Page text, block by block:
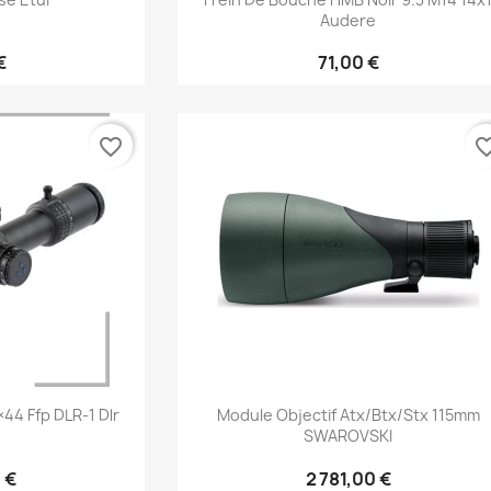
Audere
71,00 €
Ffp DLR-1 Dlr
€
favorite_border
Aperçu rapide
Module Objectif Atx/btx/stx 115mm
SWAROVSKI
2 781,00 €